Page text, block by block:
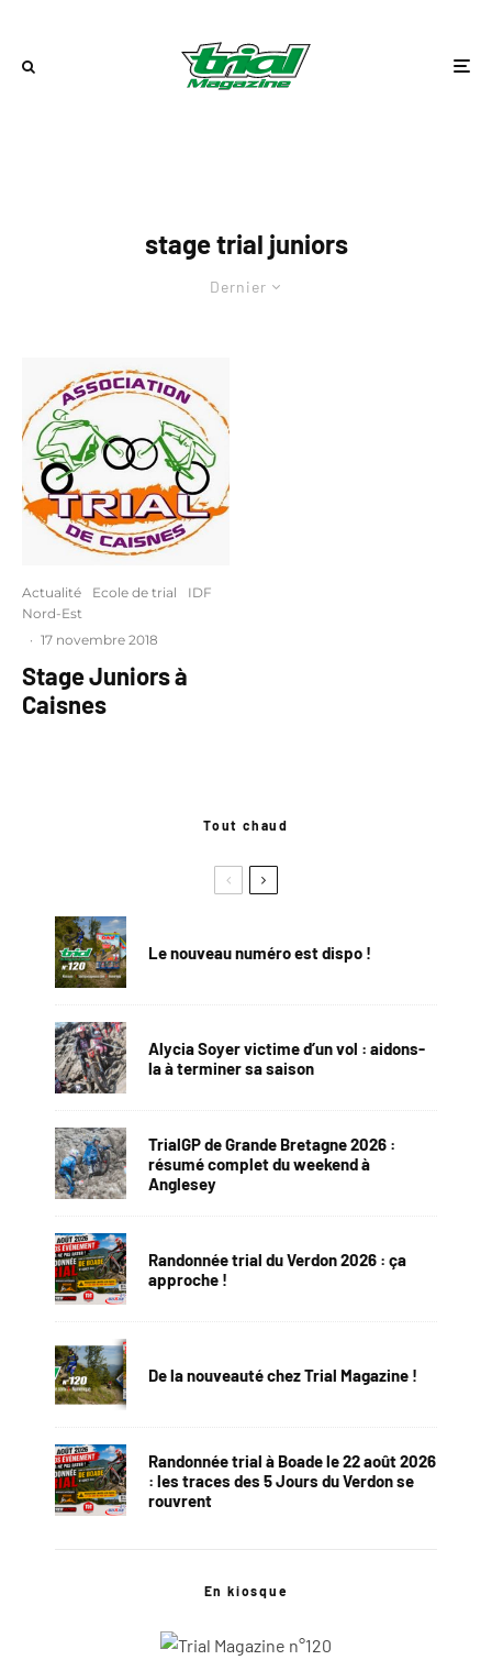
stage trial juniors
Dernier
Actualité Ecole de trial
IDF
Nord-Est
· 17 novembre 2018
Stage Juniors à
Caisnes
Tout chaud
Le nouveau numéro est dispo !
Alycia Soyer victime d’un vol : aidons-
la à terminer sa saison
TrialGP de Grande Bretagne 2026 :
résumé complet du weekend à
Anglesey
Randonnée trial du Verdon 2026 : ça
approche !
De la nouveauté chez Trial Magazine !
Randonnée trial à Boade le 22 août 2026
: les traces des 5 Jours du Verdon se
rouvrent
En kiosque